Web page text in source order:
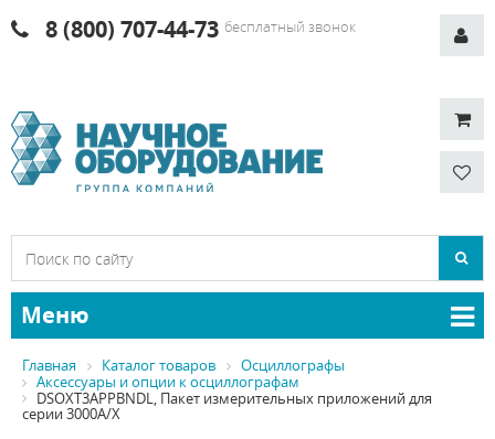
8 (800) 707-44-73 бесплатный звонок
Меню
Главная Каталог товаров
Осциллографы
Аксессуары и опции к осциллографам
DSOXT3APPBNDL, Пакет измерительных приложений для
серии 3000A/X